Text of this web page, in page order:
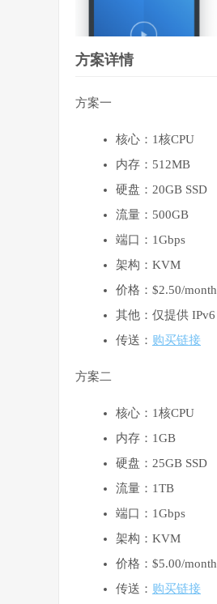
方案详情
方案一
核心：1核CPU
内存：512MB
硬盘：20GB SSD
流量：500GB
端口：1Gbps
架构：KVM
价格：$2.50/month
其他：仅提供 IPv6
传送： 购买链接
方案二
核心：1核CPU
内存：1GB
硬盘：25GB SSD
流量：1TB
端口：1Gbps
架构：KVM
价格：$5.00/month
传送： 购买链接